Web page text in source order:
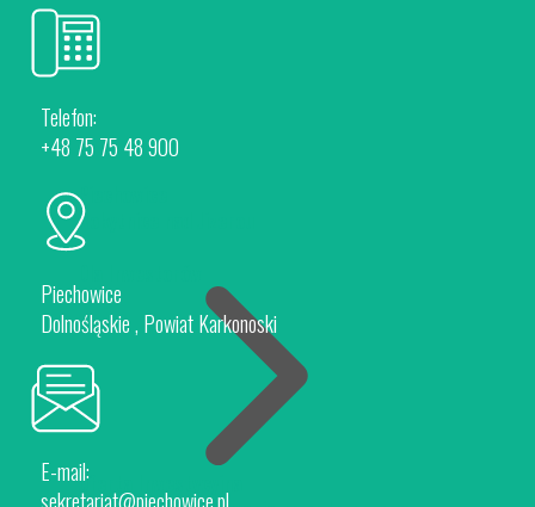
Piechowice
Rokytnice nad Jizerou
Oferta Inwestycyjna
Telefon:
+48 75 75 48 900
Piechowice
Dolnośląskie , Powiat Karkonoski
E-mail: